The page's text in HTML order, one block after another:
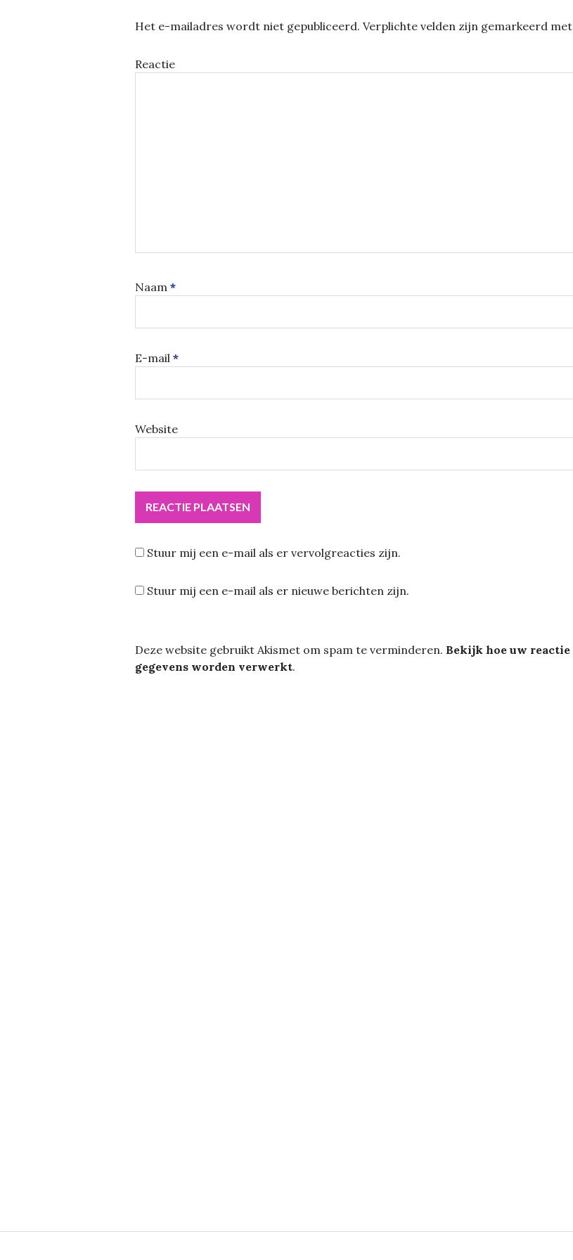
Het e-mailadres wordt niet gepubliceerd. Verplichte velden zijn gemarkeerd met
Reactie
Naam *
E-mail *
Website
Stuur mij een e-mail als er vervolgreacties zijn.
Stuur mij een e-mail als er nieuwe berichten zijn.
Deze website gebruikt Akismet om spam te verminderen. Bekijk hoe uw reactie
gegevens worden verwerkt.